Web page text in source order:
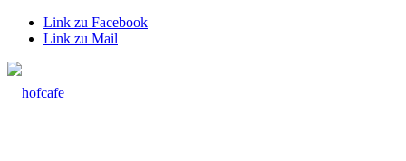
Link zu Facebook
Link zu Mail